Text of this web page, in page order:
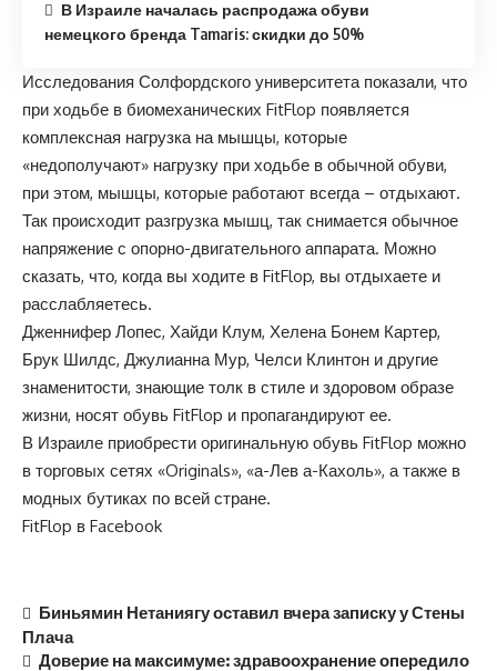
В Израиле началась распродажа обуви
немецкого бренда Tamaris: скидки до 50%
Исследования Солфордского университета показали, что
при ходьбе в биомеханических FitFlop появляется
комплексная нагрузка на мышцы, которые
«недополучают» нагрузку при ходьбе в обычной обуви,
при этом, мышцы, которые работают всегда – отдыхают.
Так происходит разгрузка мышц, так снимается обычное
напряжение с опорно-двигательного аппарата. Можно
сказать, что, когда вы ходите в FitFlop, вы отдыхаете и
расслабляетесь.
Дженнифер Лопес, Хайди Клум, Хелена Бонем Картер,
Брук Шилдс, Джулианна Мур, Челси Клинтон и другие
знаменитости, знающие толк в стиле и здоровом образе
жизни, носят обувь FitFlop и пропагандируют ее.
В Израиле приобрести оригинальную обувь FitFlop можно
в торговых сетях «Originals», «а-Лев а-Кахоль», а также в
модных бутиках по всей стране.
FitFlop в Facebook
Биньямин Нетаниягу оставил вчера записку у Стены
Плача
Доверие на максимуме: здравоохранение опередило